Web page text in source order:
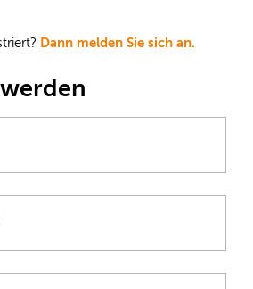
Dann melden Sie sich an.